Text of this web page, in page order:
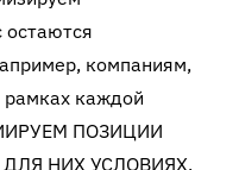
остаются
компаниям,
каждой
ПОЗИЦИИ
НИХ УСЛОВИЯХ,